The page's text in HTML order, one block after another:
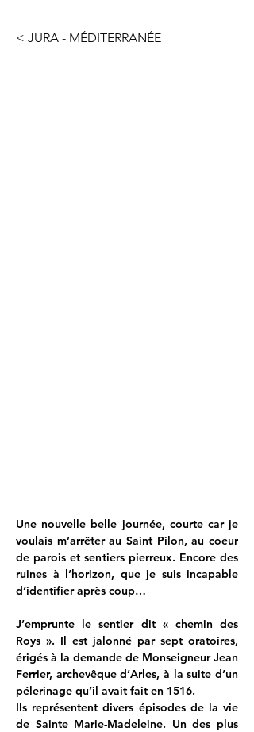
< JURA - MÉDITERRANÉE
Une nouvelle belle journée, courte car je
voulais m’arrêter au Saint Pilon, au coeur
de parois et sentiers pierreux. Encore des
ruines à l’horizon, que je suis incapable
d’identifier après coup…
J’emprunte le sentier dit « chemin des
Roys ». Il est jalonné par sept oratoires,
érigés à la demande de Monseigneur Jean
Ferrier, archevêque d’Arles, à la suite d’un
pélerinage qu’il avait fait en 1516.
Ils représentent divers épisodes de la vie
de Sainte Marie-Madeleine. Un des plus